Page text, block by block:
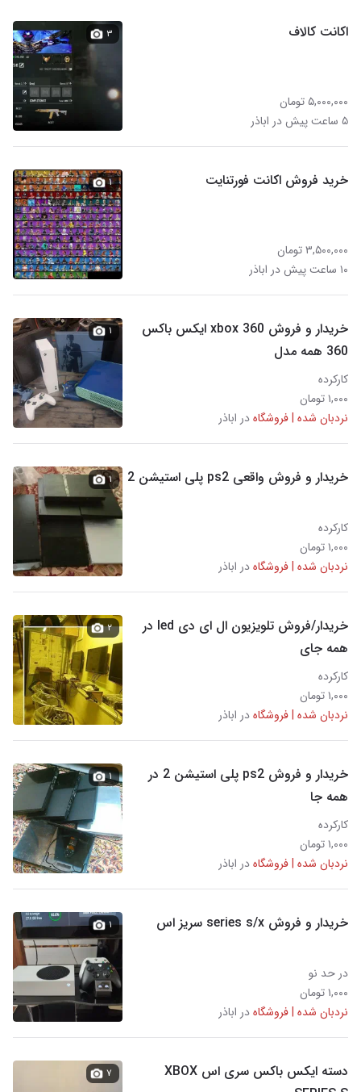
اکانت کالاف
۵,۰۰۰,۰۰۰ تومان
۵ ساعت پیش در اباذر
۳
خرید فروش اکانت فورتنایت
۳,۵۰۰,۰۰۰ تومان
۱۰ ساعت پیش در اباذر
۱
خریدار و فروش xbox 360 ایکس باکس
360 همه مدل
کارکرده
۱,۰۰۰ تومان
نردبان شده | فروشگاهدر اباذر
۱
خریدار و فروش واقعی ps2 پلی استیشن 2
کارکرده
۱,۰۰۰ تومان
نردبان شده | فروشگاهدر اباذر
۱
خریدار/فروش تلویزیون ال ای دی led در
همه جای
کارکرده
۱,۰۰۰ تومان
نردبان شده | فروشگاهدر اباذر
۲
خریدار و فروش ps2 پلی استیشن 2 در
همه جا
کارکرده
۱,۰۰۰ تومان
نردبان شده | فروشگاهدر اباذر
۱
خریدار و فروش series s/x سریز اس
در حد نو
۱,۰۰۰ تومان
نردبان شده | فروشگاهدر اباذر
۱
دسته ایکس باکس سری اس XBOX
۷